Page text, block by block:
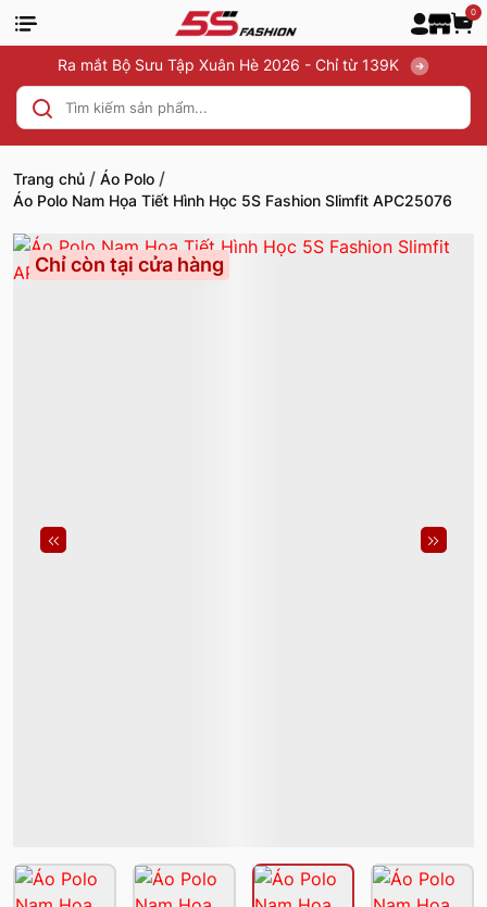
0
Ra mắt Bộ Sưu Tập Xuân Hè 2026 - Chỉ từ 139K
Trang chủ / Áo Polo /
Áo Polo Nam Họa Tiết Hình Học 5S Fashion Slimfit APC25076
Chỉ còn tại cửa hàng